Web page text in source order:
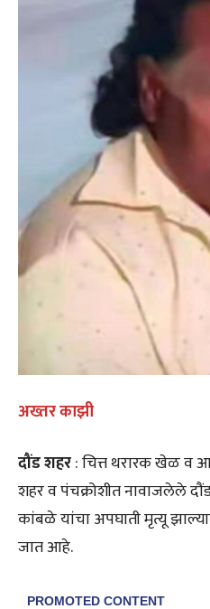
अख्तर काझी
दौंडशहर: चित्त थरारक खेळ
शहर व पंचक्रोशीत नावाजलेले
कांबळे यांचा अपघाती मृत्यू
जात आहे.